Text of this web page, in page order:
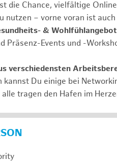
die Chance, vielfältige
nutzen – vorne voran ist
&
Präsenz-Events und -
verschiedensten
kannst Du einige bei
tragen den Hafen im